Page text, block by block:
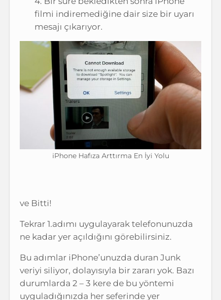
filmi indiremediğine dair size bir uyarı
mesajı çıkarıyor.
iPhone Hafıza Arttırma En İyi Yolu
ve Bitti!
Tekrar 1.adımı uygulayarak telefonunuzda
ne kadar yer açıldığını görebilirsiniz.
Bu adımlar iPhone’unuzda duran Junk
veriyi siliyor, dolayısıyla bir zararı yok. Bazı
durumlarda 2 – 3 kere de bu yöntemi
uyguladığınızda her seferinde yer